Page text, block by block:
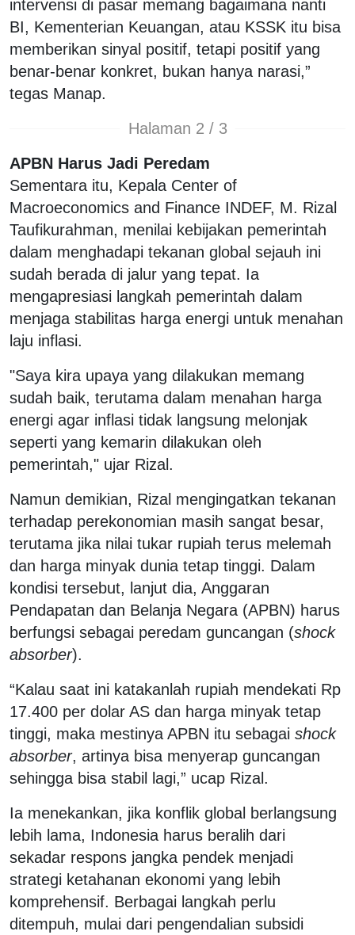
intervensi di pasar memang bagaimana nanti
BI, Kementerian Keuangan, atau KSSK itu bisa
memberikan sinyal positif, tetapi positif yang
benar-benar konkret, bukan hanya narasi,”
tegas Manap.
Halaman 2 / 3
APBN Harus Jadi Peredam
Sementara itu, Kepala Center of
Macroeconomics and Finance INDEF, M. Rizal
Taufikurahman, menilai kebijakan pemerintah
dalam menghadapi tekanan global sejauh ini
sudah berada di jalur yang tepat. Ia
mengapresiasi langkah pemerintah dalam
menjaga stabilitas harga energi untuk menahan
laju inflasi.
"Saya kira upaya yang dilakukan memang
sudah baik, terutama dalam menahan harga
energi agar inflasi tidak langsung melonjak
seperti yang kemarin dilakukan oleh
pemerintah," ujar Rizal.
Namun demikian, Rizal mengingatkan tekanan
terhadap perekonomian masih sangat besar,
terutama jika nilai tukar rupiah terus melemah
dan harga minyak dunia tetap tinggi. Dalam
kondisi tersebut, lanjut dia, Anggaran
Pendapatan dan Belanja Negara (APBN) harus
berfungsi sebagai peredam guncangan (shock
absorber).
“Kalau saat ini katakanlah rupiah mendekati Rp
17.400 per dolar AS dan harga minyak tetap
tinggi, maka mestinya APBN itu sebagai shock
absorber, artinya bisa menyerap guncangan
sehingga bisa stabil lagi,” ucap Rizal.
Ia menekankan, jika konflik global berlangsung
lebih lama, Indonesia harus beralih dari
sekadar respons jangka pendek menjadi
strategi ketahanan ekonomi yang lebih
komprehensif. Berbagai langkah perlu
ditempuh, mulai dari pengendalian subsidi